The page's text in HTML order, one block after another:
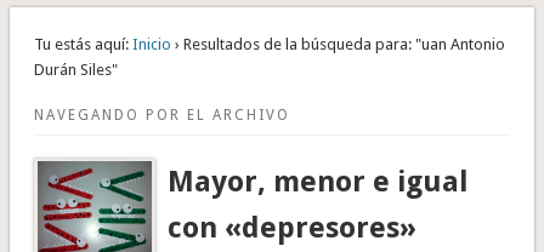
Tu estás aquí: Inicio › Resultados de la búsqueda para: "uan Antonio
Durán Siles"
NAVEGANDO POR EL ARCHIVO
Mayor, menor e igual
con «depresores»